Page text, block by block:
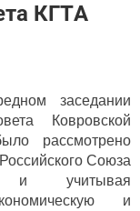
КГТА
заседании
Ковровской
рассмотрено
Союза
и учитывая
и